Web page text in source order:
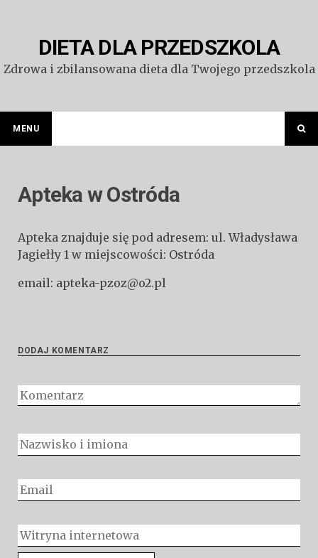
DIETA DLA PRZEDSZKOLA
Zdrowa i zbilansowana dieta dla Twojego przedszkola
MENU
Apteka w Ostróda
Apteka znajduje się pod adresem: ul. Władysława
Jagiełły 1 w miejscowości: Ostróda
email: apteka-pzoz@o2.pl
DODAJ KOMENTARZ